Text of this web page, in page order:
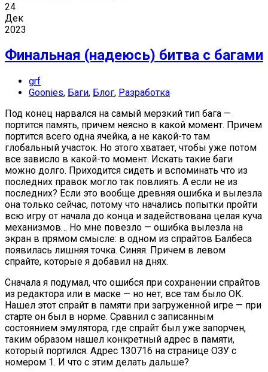
24
Дек
2023
Финальная (надеюсь) битва с багами
grf
Goonies, Баги, Блог, Разработка
Под конец нарвался на самый мерзкий тип бага —
портится память, причем неясно в какой момент. Причем
портится всего одна ячейка, а не какой-то там
глобальный участок. Но этого хватает, чтобы уже потом
все зависло в какой-то момент. Искать такие баги
можно долго. Приходится сидеть и вспоминать что из
последних правок могло так повлиять. А если не из
последних? Если это вообще древняя ошибка и вылезла
она только сейчас, потому что начались попытки пройти
всю игру от начала до конца и задействована целая куча
механизмов… Но мне повезло — ошибка вылезла на
экран в прямом смысле: в одном из спрайтов Балбеса
появилась лишняя точка. Синяя. Причем в левом
спрайте, которые я добавил на днях.
Сначала я подумал, что ошибся при сохранении спрайтов
из редактора или в маске — но нет, все там было ОК.
Нашел этот спрайт в памяти при загруженной игре — при
старте он был в норме. Сравнил с записанным
состоянием эмулятора, где спрайт был уже запорчен,
таким образом нашел конкретный адрес в памяти,
который портился. Адрес 130716 на странице ОЗУ с
номером 1. И что с этим делать дальше?